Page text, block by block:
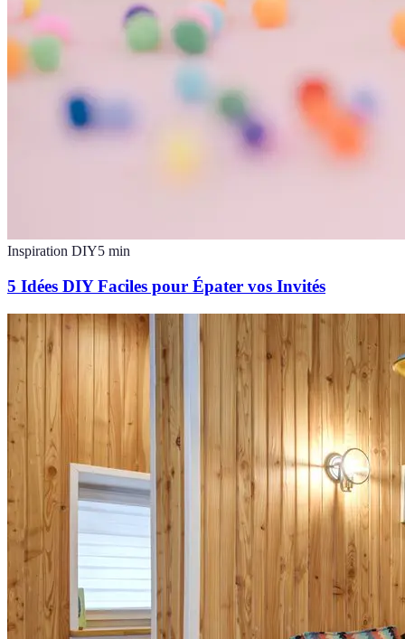
Inspiration DIY5 min
5 Idées DIY Faciles pour Épater vos Invités